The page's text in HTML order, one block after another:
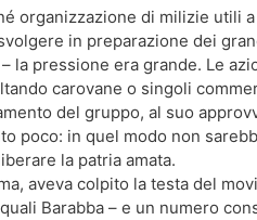
organizzazione di milizie utili
in preparazione dei
la pressione era grande. Le
carovane o singoli
del gruppo, al suo
poco: in quel modo non
la patria amata.
aveva colpito la testa del
Barabba – e un numero